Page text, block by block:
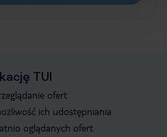
TUI
ofert
ich udostępniania
oglądanych ofert